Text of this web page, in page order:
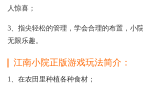
人惊喜；
3、指尖轻松的管理，学会合理的布置，小
无限乐趣。
江南小院正版游戏玩法简介：
1、在农田里种植各种食材；